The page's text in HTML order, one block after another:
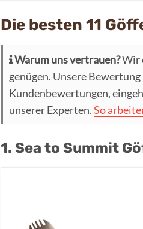
Die besten 11
Warum uns vertrauen?Wir
genügen. Unsere
Kundenbewertungen,
unserer Experten.So
1. Sea to Summit